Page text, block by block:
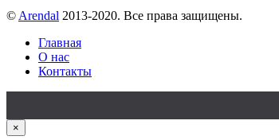
© Arendal 2013-2020. Все права защищены.
Главная
О нас
Контакты
×